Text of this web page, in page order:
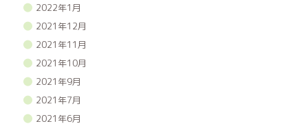
2022年1月
2021年12月
2021年11月
2021年10月
2021年9月
2021年7月
2021年6月